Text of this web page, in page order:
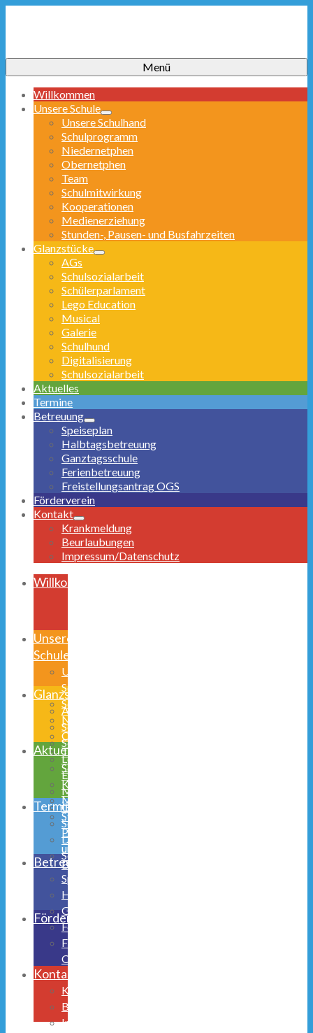
Menü
Willkommen
Unsere Schule
Unsere Schulhand
Schulprogramm
Niedernetphen
Obernetphen
Team
Schulmitwirkung
Kooperationen
Medienerziehung
Stunden-, Pausen- und Busfahrzeiten
Glanzstücke
AGs
Schulsozialarbeit
Schülerparlament
Lego Education
Musical
Galerie
Schulhund
Digitalisierung
Schulsozialarbeit
Aktuelles
Termine
Betreuung
Speiseplan
Halbtagsbetreuung
Ganztagsschule
Ferienbetreuung
Freistellungsantrag OGS
Förderverein
Kontakt
Krankmeldung
Beurlaubungen
Impressum/Datenschutz
Willkommen
Unsere
Schule
Unsere
Schulhand
Schulprogramm
Niedernetphen
Obernetphen
Team
Schulmitwirkung
Kooperationen
Medienerziehung
Stunden-,
Pausen-
und
Busfahrzeiten
Glanzstücke
AGs
Schulsozialarbeit
Schülerparlament
Lego
Education
Musical
Galerie
Schulhund
Digitalisierung
Schulsozialarbeit
Aktuelles
Termine
Betreuung
Speiseplan
Halbtagsbetreuung
Ganztagsschule
Ferienbetreuung
Freistellungsantrag
OGS
Förderverein
Kontakt
Krankmeldung
Beurlaubungen
Impressum/Datenschutz